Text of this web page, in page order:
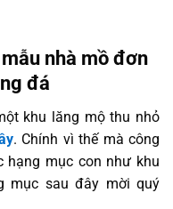
nhà mồ đơn
đá
khu lăng mộ thu nhỏ
. Chính vì thế mà công
hạng mục con như khu
mục sau đây mời quý